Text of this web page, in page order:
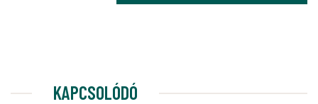
KAPCSOLÓDÓ